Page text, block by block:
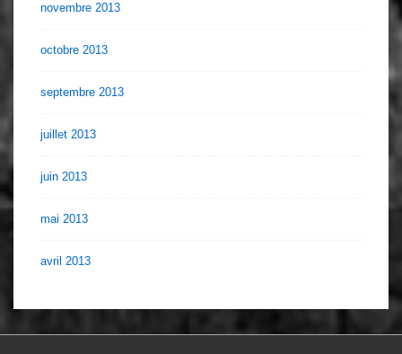
novembre 2013
octobre 2013
septembre 2013
juillet 2013
juin 2013
mai 2013
avril 2013